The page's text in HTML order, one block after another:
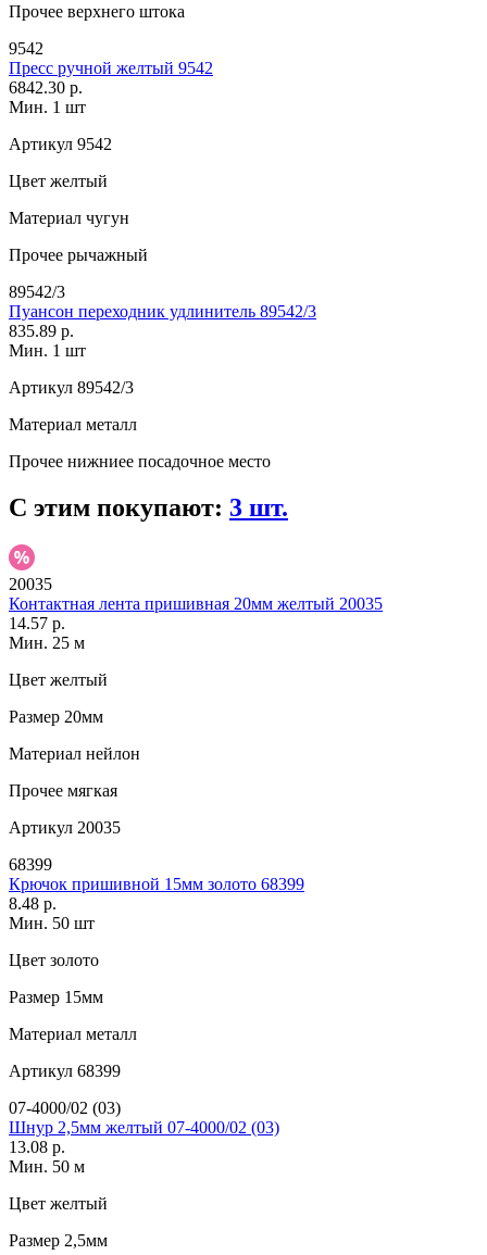
Прочее верхнего штока
9542
Пресс ручной желтый 9542
6842.30 р.
Мин. 1 шт
Артикул 9542
Цвет желтый
Материал чугун
Прочее рычажный
89542/3
Пуансон переходник удлинитель 89542/3
835.89 р.
Мин. 1 шт
Артикул 89542/3
Материал металл
Прочее нижниее посадочное место
С этим покупают: 3 шт.
20035
Контактная лента пришивная 20мм желтый 20035
14.57 р.
Мин. 25 м
Цвет желтый
Размер 20мм
Материал нейлон
Прочее мягкая
Артикул 20035
68399
Крючок пришивной 15мм золото 68399
8.48 р.
Мин. 50 шт
Цвет золото
Размер 15мм
Материал металл
Артикул 68399
07-4000/02 (03)
Шнур 2,5мм желтый 07-4000/02 (03)
13.08 р.
Мин. 50 м
Цвет желтый
Размер 2,5мм